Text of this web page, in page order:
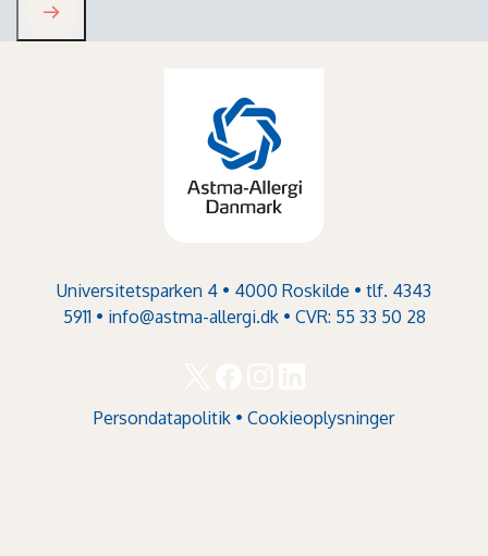
Universitetsparken 4 • 4000 Roskilde • tlf. 4343
5911 • info@astma-allergi.dk• CVR: 55 33 50 28
Persondatapolitik • Cookieoplysninger